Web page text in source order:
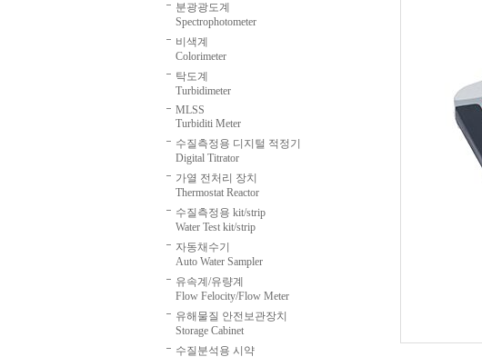
분광광도계
Spectrophotometer
비색계
Colorimeter
탁도계
Turbidimeter
MLSS
Turbiditi Meter
수질측정용 디지털 적정기
Digital Titrator
가열 전처리 장치
Thermostat Reactor
수질측정용 kit/strip
Water Test kit/strip
자동채수기
Auto Water Sampler
유속계/유량계
Flow Felocity/Flow Meter
유해물질 안전보관장치
Storage Cabinet
수질분석용 시약